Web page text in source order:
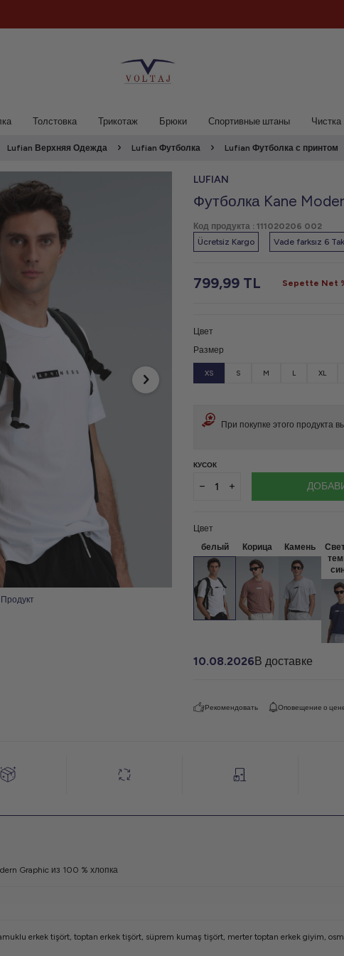
Толстовка Трикотаж Брюки Спортивные штаны Чистка
Lufian Верхняя Одежда Lufian Футболка Lufian Футболка с принтом
LUFIAN
Футболка Kane
Код продукта : 111020206 002
Ücretsiz Kargo
Vade farksız 6
799,99 TL Sepette Net
Цвет
Размер
XS S M L XL
При покупке этого продукта
КУСОК
Цвет
белый
Корица Камень
10.08.2026В доставке
Рекомендовать Оповещение о
Graphic из 100 % хлопка
erkek tişört, toptan erkek tişört, süprem kumaş tişört, merter toptan erkek giyim,